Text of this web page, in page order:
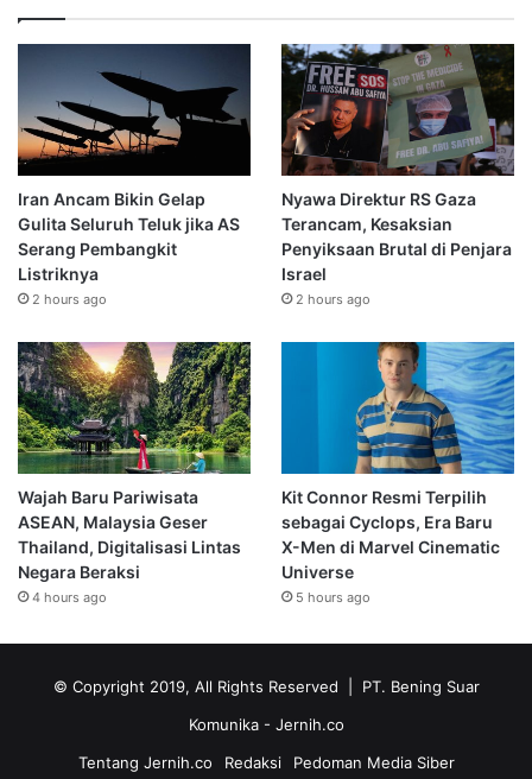
Iran Ancam Bikin Gelap
Gulita Seluruh Teluk jika AS
Serang Pembangkit
Listriknya
2 hours ago
Nyawa Direktur RS Gaza
Terancam, Kesaksian
Penyiksaan Brutal di Penjara
Israel
2 hours ago
Wajah Baru Pariwisata
ASEAN, Malaysia Geser
Thailand, Digitalisasi Lintas
Negara Beraksi
4 hours ago
Kit Connor Resmi Terpilih
sebagai Cyclops, Era Baru
X-Men di Marvel Cinematic
Universe
5 hours ago
© Copyright 2019, All Rights Reserved | PT. Bening Suar
Komunika - Jernih.co
Tentang Jernih.co
Redaksi Pedoman Media Siber